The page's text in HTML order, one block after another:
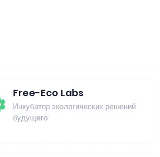
Free-Eco Labs
Инкубатор экологических решений
будущего